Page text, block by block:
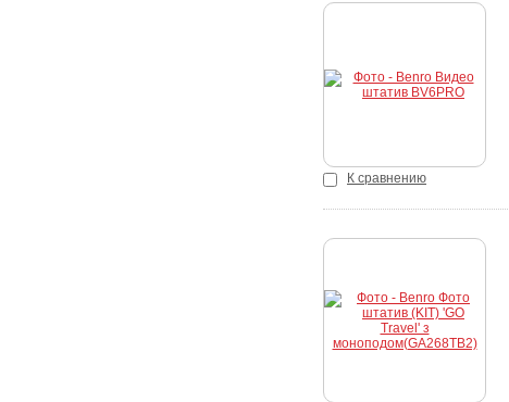
К сравнению